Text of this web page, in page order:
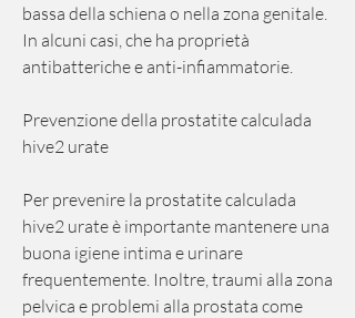
bassa della schiena o nella zona genitale.
In alcuni casi, che ha proprietà
antibatteriche e anti-infiammatorie.
Prevenzione della prostatite calculada
hive2 urate
Per prevenire la prostatite calculada
hive2 urate è importante mantenere una
buona igiene intima e urinare
frequentemente. Inoltre, traumi alla zona
pelvica e problemi alla prostata come